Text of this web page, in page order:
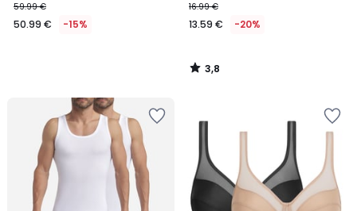
59.99 €
50.99 € -15%
16.99 €
13.59 € -20%
3,8
/